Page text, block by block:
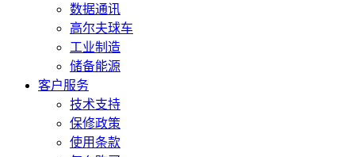
数据通讯
高尔夫球车
工业制造
储备能源
客户服务
技术支持
保修政策
使用条款